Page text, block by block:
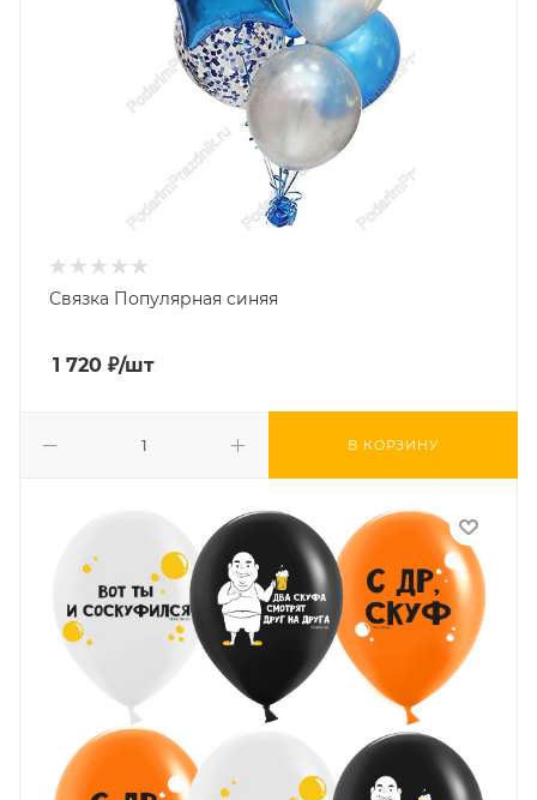
Связка Популярная синяя
1 720 ₽/шт
В КОРЗИНУ